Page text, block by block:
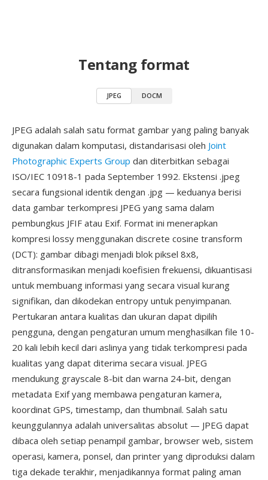
Tentang format
JPEG DOCM
JPEG adalah salah satu format gambar yang paling banyak
digunakan dalam komputasi, distandarisasi oleh Joint
Photographic Experts Group dan diterbitkan sebagai
ISO/IEC 10918-1 pada September 1992. Ekstensi .jpeg
secara fungsional identik dengan .jpg — keduanya berisi
data gambar terkompresi JPEG yang sama dalam
pembungkus JFIF atau Exif. Format ini menerapkan
kompresi lossy menggunakan discrete cosine transform
(DCT): gambar dibagi menjadi blok piksel 8x8,
ditransformasikan menjadi koefisien frekuensi, dikuantisasi
untuk membuang informasi yang secara visual kurang
signifikan, dan dikodekan entropy untuk penyimpanan.
Pertukaran antara kualitas dan ukuran dapat dipilih
pengguna, dengan pengaturan umum menghasilkan file 10-
20 kali lebih kecil dari aslinya yang tidak terkompresi pada
kualitas yang dapat diterima secara visual. JPEG
mendukung grayscale 8-bit dan warna 24-bit, dengan
metadata Exif yang membawa pengaturan kamera,
koordinat GPS, timestamp, dan thumbnail. Salah satu
keunggulannya adalah universalitas absolut — JPEG dapat
dibaca oleh setiap penampil gambar, browser web, sistem
operasi, kamera, ponsel, dan printer yang diproduksi dalam
tiga dekade terakhir, menjadikannya format paling aman